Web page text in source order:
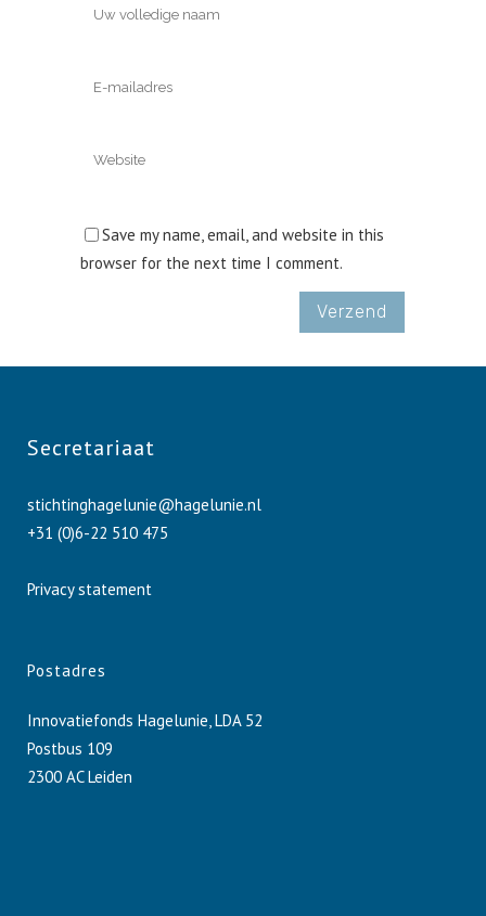
Save my name, email, and website in this
browser for the next time I comment.
Secretariaat
stichtinghagelunie@hagelunie.nl
+31 (0)6-22 510 475
Privacy statement
Postadres
Innovatiefonds Hagelunie, LDA 52
Postbus 109
2300 AC Leiden